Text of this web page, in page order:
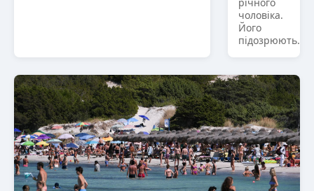
чоловіка.
Його
підозрюють...